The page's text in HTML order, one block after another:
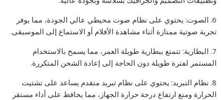
6. الصوت: يحتوي على نظام صوت محيطي عالي الجودة، مما يوفر
تجربة صوتية ممتازة أثناء مشاهدة الأفلام أو الاستماع إلى الموسيقى.
7. البطارية: تتمتع ببطارية طويلة العمر، مما يسمح بالاستخدام
المستمر لفترة طويلة دون الحاجة إلى إعادة الشحن المتكررة.
8. نظام التبريد: يحتوي على نظام تبريد متقدم يساعد على تشتيت
الحرارة ومنع ارتفاع درجة حرارة الجهاز، مما يحافظ على أداء مستقر